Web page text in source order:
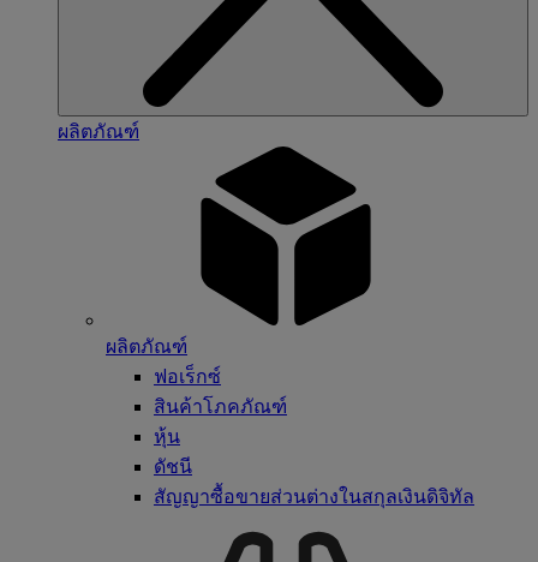
ผลิตภัณฑ์
ผลิตภัณฑ์
ฟอเร็กซ์
สินค้าโภคภัณฑ์
หุ้น
ดัชนี
สัญญาซื้อขายส่วนต่างในสกุลเงินดิจิทัล